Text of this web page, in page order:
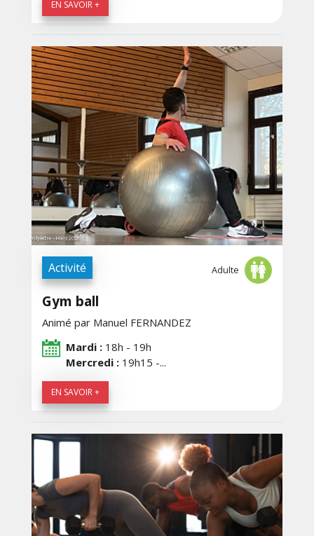
EN SAVOIR +
Activité Adulte
Gym ball
Animé par Manuel FERNANDEZ
Mardi : 18h - 19h
Mercredi : 19h15 -...
EN SAVOIR +